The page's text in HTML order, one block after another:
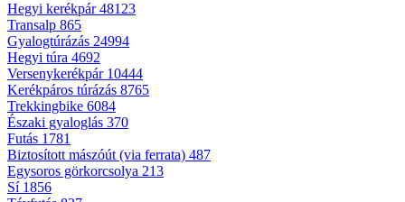
Hegyi kerékpár48123
Transalp 865
Gyalogtúrázás 24994
Hegyi túra 4692
Versenykerékpár 10444
Kerékpáros túrázás 8765
Trekkingbike 6084
Északi gyaloglás 370
Futás 1781
Biztosított mászóút (via ferrata) 487
Egysoros görkorcsolya 213
Sí 1856